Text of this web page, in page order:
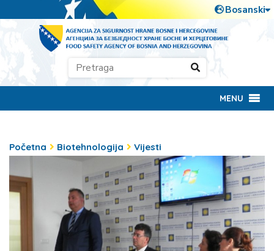
MENU
Početna Biotehnologija Vijesti